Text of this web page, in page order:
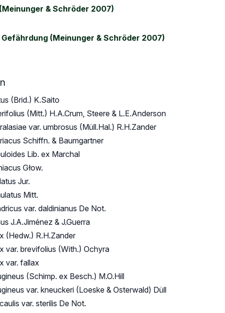
& Schröder 2007)
(Meinunger & Schröder 2007)
(Brid.) K.Saito
(Mitt.) H.A.Crum, Steere & L.E.Anderson
var. umbrosus (Müll.Hal.) R.H.Zander
Schiffn. & Baumgartner
Lib. ex Marchal
Głow.
Jur.
Mitt.
var. daldinianus De Not.
J.A.Jiménez & J.Guerra
(Hedw.) R.H.Zander
var. brevifolius (With.) Ochyra
var. fallax
(Schimp. ex Besch.) M.O.Hill
var. kneuckeri (Loeske & Osterwald) Düll
var. sterilis De Not.